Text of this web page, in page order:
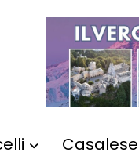
Casalese